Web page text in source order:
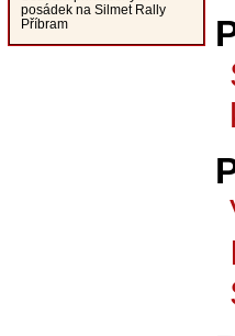
posádek na Silmet Rally
Příbram